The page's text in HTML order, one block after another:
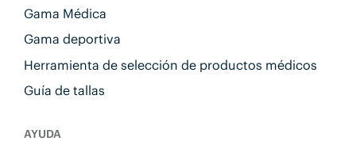
Gama Médica
Gama deportiva
Herramienta de selección de productos médicos
Guía de tallas
AYUDA